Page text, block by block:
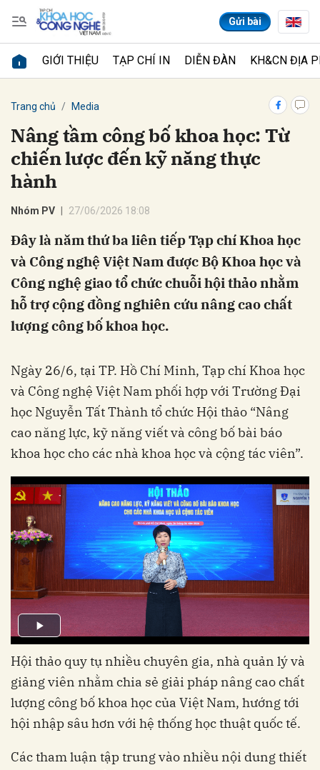
Gửi bài
GIỚI THIỆU TẠP CHÍ IN DIỄN ĐÀN KH&CN ĐỊA
Trang chủ Media
Nâng tầm công bố khoa học: Từ
chiến lược đến kỹ năng thực
hành
Nhóm PV 27/06/2026 18:08
Đây là năm thứ ba liên tiếp Tạp chí Khoa học
và Công nghệ Việt Nam được Bộ Khoa học và
Công nghệ giao tổ chức chuỗi hội thảo nhằm
hỗ trợ cộng đồng nghiên cứu nâng cao chất
lượng công bố khoa học.
Ngày 26/6, tại TP. Hồ Chí Minh, Tạp chí Khoa học
và Công nghệ Việt Nam phối hợp với Trường Đại
học Nguyễn Tất Thành tổ chức Hội thảo “Nâng
cao năng lực, kỹ năng viết và công bố bài báo
khoa học cho các nhà khoa học và cộng tác viên”.
Hội thảo quy tụ nhiều chuyên gia, nhà quản lý và
giảng viên nhằm chia sẻ giải pháp nâng cao chất
lượng công bố khoa học của Việt Nam, hướng tới
hội nhập sâu hơn với hệ thống học thuật quốc tế.
Các tham luận tập trung vào nhiều nội dung thiết
Gửi bình luận
Hủy Gửi